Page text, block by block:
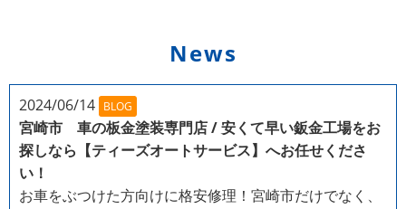
News
2024/06/14 BLOG
宮崎市 車の板金塗装専門店 / 安くて早い鈑金工場をお
探しなら【ティーズオートサービス】へお任せくださ
い！
お車をぶつけた方向けに格安修理！宮崎市だけでなく、